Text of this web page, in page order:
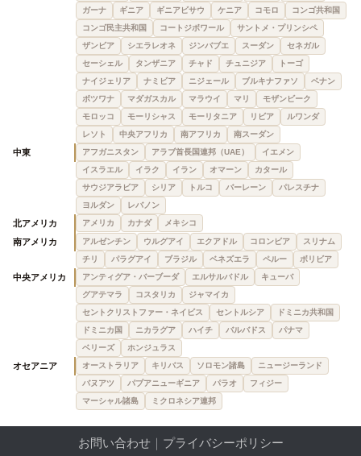
ガーナ
ギニア ギニアビサウ ケニア コモロ
コンゴ共和国
コンゴ民主共和国
コートジボワール
サントメ・プリンシペ
ザンビア
シエラレオネ ジンバブエ スーダン
セネガル
セーシェル
タンザニア チャド チュニジア
トーゴ
ナイジェリア
ナミビア ニジェール ブルキナファソ
ベナン
ボツワナ
マダガスカル マラウイ マリ
モザンビーク
モロッコ
モーリシャス モーリタニア リビア
ルワンダ
レソト
中央アフリカ 南アフリカ 南スーダン
中東 アフガニスタン アラブ首長国連邦（UAE）
イエメン
イスラエル
イラク イラン オマーン
カタール
サウジアラビア
シリア トルコ バーレーン
パレスチナ
ヨルダン
レバノン
北アメリカ アメリカ カナダ メキシコ
南アメリカ アルゼンチン ウルグアイ エクアドル コロンビア
スリナム
チリ
パラグアイ ブラジル ベネズエラ ペルー ボリビア
中央アメリカ アンティグア・バーブーダ エルサルバドル
キューバ
グアテマラ
コスタリカ
ジャマイカ
セントクリストファー・ネイビス
セントルシア
ドミニカ共和国
ドミニカ国
ニカラグア ハイチ バルバドス
パナマ
ベリーズ
ホンジュラス
オセアニア オーストラリア キリバス ソロモン諸島
ニュージーランド
バヌアツ
パプアニューギニア パラオ
フィジー
マーシャル諸島
ミクロネシア連邦
お問い合わせ｜ プライバシーポリシー